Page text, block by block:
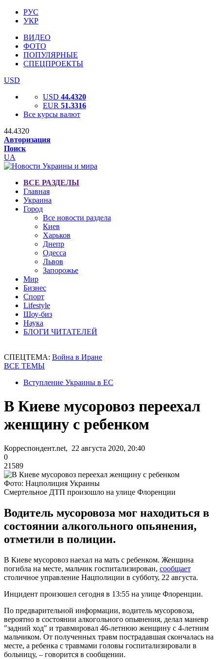
РУС
УКР
ВИДЕО
ФОТО
ПОПУЛЯРНЫЕ
СПЕЦПРОЕКТЫ
USD
USD 44.4320
EUR 51.3316
Все курсы валют
44.4320
Авторизация
Поиск
UA
ВСЕ РАЗДЕЛЫ
Главная
Украина
Город
Все новости раздела
Киев
Харьков
Днепр
Одесса
Львов
Запорожье
Мир
Бизнес
Спорт
Lifestyle
Шоу-биз
Наука
БЛОГИ ЧИТАТЕЛЕЙ
СПЕЦТЕМА: Война в Иране
ВСЕ ТЕМЫ
Вступление Украины в ЕС
В Киеве мусоровоз переехал
женщину с ребенком
Корреспондент.net, 22 августа 2020, 20:40
0
21589
Фото: Нацполиция Украины
Смертельное ДТП произошло на улице Флоренции
Водитель мусоровоза мог находиться в
состоянии алкогольного опьянения,
отметили в полиции.
В Киеве мусоровоз наехал на мать с ребенком. Женщина
погибла на месте, мальчик госпитализирован, сообщает
столичное управление Нацполиции в субботу, 22 августа.
Инцидент произошел сегодня в 13:55 на улице Флоренции.
По предварительной информации, водитель мусоровоза,
вероятно в состоянии алкогольного опьянения, делал маневр
"задний ход" и травмировал 46-летнюю женщину с 4-летним
мальчиком. От полученных травм пострадавшая скончалась на
месте, а ребенка с травмами головы госпитализировали в
больницу, – говорится в сообщении.